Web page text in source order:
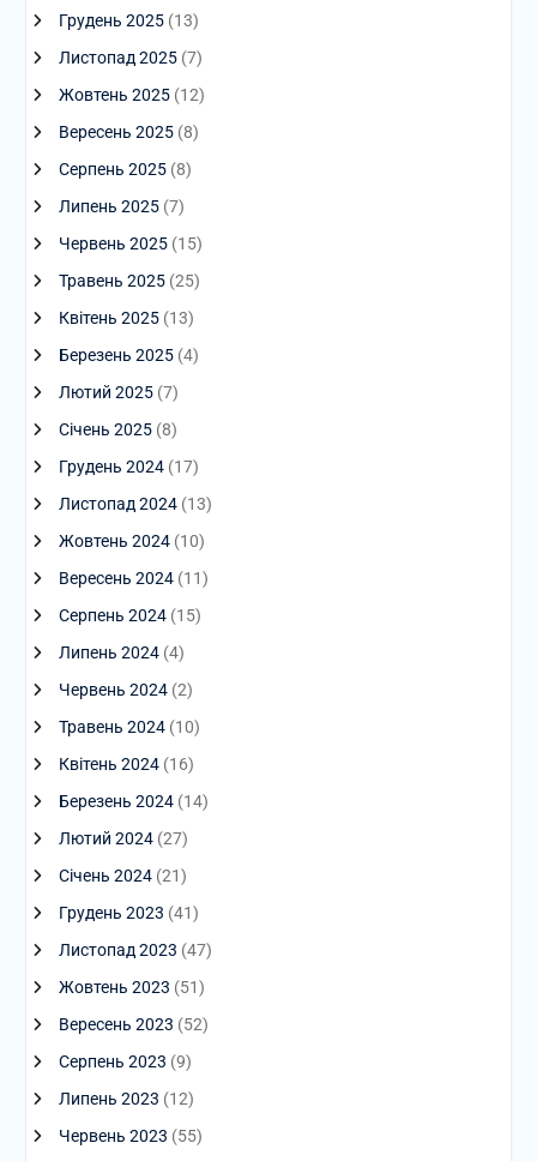
Грудень 2025(13)
Листопад 2025(7)
Жовтень 2025(12)
Вересень 2025(8)
Серпень 2025(8)
Липень 2025(7)
Червень 2025(15)
Травень 2025(25)
Квітень 2025(13)
Березень 2025(4)
Лютий 2025(7)
Січень 2025(8)
Грудень 2024(17)
Листопад 2024(13)
Жовтень 2024(10)
Вересень 2024(11)
Серпень 2024(15)
Липень 2024(4)
Червень 2024(2)
Травень 2024(10)
Квітень 2024(16)
Березень 2024(14)
Лютий 2024(27)
Січень 2024(21)
Грудень 2023 (41)
Листопад 2023 (47)
Жовтень 2023 (51)
Вересень 2023 (52)
Серпень 2023 (9)
Липень 2023 (12)
Червень 2023 (55)